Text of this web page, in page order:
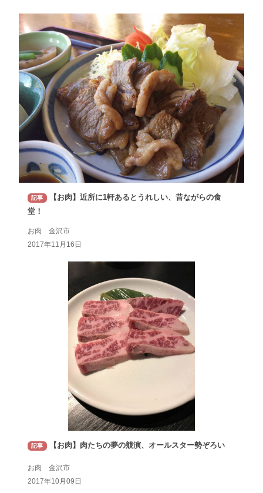
記事
【お肉】近所に1軒あるとうれしい、昔ながらの食
堂！
お肉 金沢市
2017年11月16日
記事 【お肉】肉たちの夢の競演、オールスター勢ぞろい
お肉 金沢市
2017年10月09日